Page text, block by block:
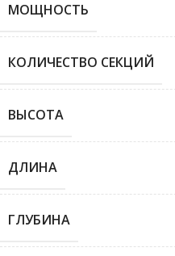
МОЩНОСТЬ
КОЛИЧЕСТВО СЕКЦИЙ
ВЫСОТА
ДЛИНА
ГЛУБИНА